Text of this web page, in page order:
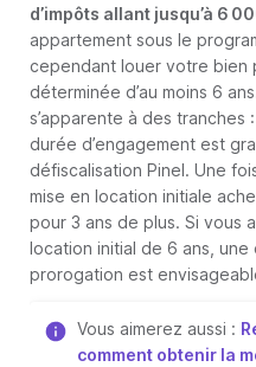
d’impôts allant jusqu’à 6
appartement sous le
cependant louer votre bien
déterminée d’au moins 6
s’apparente à des tranches
durée d’engagement est
défiscalisation Pinel. Une
mise en location initiale
pour 3 ans de plus. Si vous
location initial de 6 ans,
prorogation est
Vous aimerez aussi :
comment obtenir la